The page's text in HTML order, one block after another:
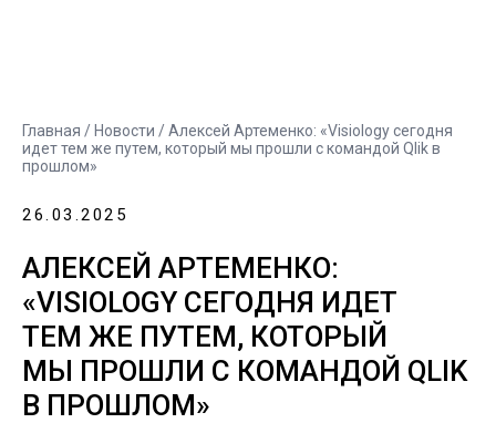
Главная / Новости / Алексей Артеменко: «Visiology сегодня
идет тем же путем, который мы прошли с командой Qlik в
прошлом»
26.03.2025
АЛЕКСЕЙ АРТЕМЕНКО:
«VISIOLOGY СЕГОДНЯ ИДЕТ
ТЕМ ЖЕ ПУТЕМ, КОТОРЫЙ
МЫ ПРОШЛИ С КОМАНДОЙ QLIK
В ПРОШЛОМ»